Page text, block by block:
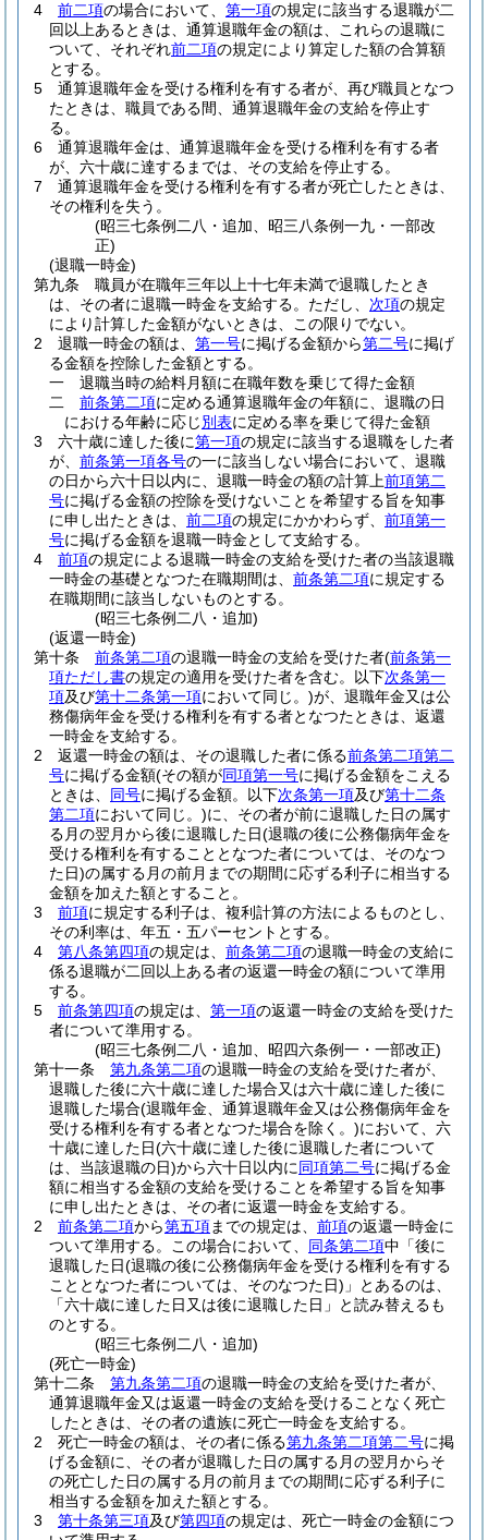
4
前二項の場合において、 第一項の規定に該当する退職が二
回以上あるときは、通算退職年金の額は、これらの退職に
ついて、それぞれ前二項の規定により算定した額の合算額
とする。
5
通算退職年金を受ける権利を有する者が、再び職員となつ
たときは、職員である間、通算退職年金の支給を停止す
る。
6
通算退職年金は、通算退職年金を受ける権利を有する者
が、六十歳に達するまでは、その支給を停止する。
7
通算退職年金を受ける権利を有する者が死亡したときは、
その権利を失う。
(昭三七条例二八・追加、昭三八条例一九・一部改
正)
(退職一時金)
第九条
職員が在職年三年以上十七年未満で退職したとき
は、その者に退職一時金を支給する。 ただし、 次項の規定
により計算した金額がないときは、この限りでない。
2
退職一時金の額は、 第一号に掲げる金額から第二号に掲げ
る金額を控除した金額とする。
一
退職当時の給料月額に在職年数を乗じて得た金額
二
前条第二項に定める通算退職年金の年額に、退職の日
における年齢に応じ別表に定める率を乗じて得た金額
3
六十歳に達した後に第一項の規定に該当する退職をした者
が、 前条第一項各号の一に該当しない場合において、退職
の日から六十日以内に、退職一時金の額の計算上前項第二
号に掲げる金額の控除を受けないことを希望する旨を知事
に申し出たときは、 前二項の規定にかかわらず、 前項第一
号に掲げる金額を退職一時金として支給する。
4
前項の規定による退職一時金の支給を受けた者の当該退職
一時金の基礎となつた在職期間は、 前条第二項に規定する
在職期間に該当しないものとする。
(昭三七条例二八・追加)
(返還一時金)
第十条
前条第二項の退職一時金の支給を受けた者(前条第一
項ただし書の規定の適用を受けた者を含む。以下次条第一
項及び第十二条第一項において同じ。)が、退職年金又は公
務傷病年金を受ける権利を有する者となつたときは、返還
一時金を支給する。
2
返還一時金の額は、その退職した者に係る前条第二項第二
号に掲げる金額(その額が同項第一号に掲げる金額をこえる
ときは、 同号に掲げる金額。以下次条第一項及び第十二条
第二項において同じ。)に、その者が前に退職した日の属す
る月の翌月から後に退職した日(退職の後に公務傷病年金を
受ける権利を有することとなつた者については、そのなつ
た日)の属する月の前月までの期間に応ずる利子に相当する
金額を加えた額とすること。
3
前項に規定する利子は、複利計算の方法によるものとし、
その利率は、年五・五パーセントとする。
4
第八条第四項の規定は、 前条第二項の退職一時金の支給に
係る退職が二回以上ある者の返還一時金の額について準用
する。
5
前条第四項の規定は、 第一項の返還一時金の支給を受けた
者について準用する。
(昭三七条例二八・追加、昭四六条例一・一部改正)
第十一条
第九条第二項の退職一時金の支給を受けた者が、
退職した後に六十歳に達した場合又は六十歳に達した後に
退職した場合(退職年金、通算退職年金又は公務傷病年金を
受ける権利を有する者となつた場合を除く。)において、六
十歳に達した日(六十歳に達した後に退職した者について
は、当該退職の日)から六十日以内に同項第二号に掲げる金
額に相当する金額の支給を受けることを希望する旨を知事
に申し出たときは、その者に返還一時金を支給する。
2
前条第二項から第五項までの規定は、 前項の返還一時金に
ついて準用する。
この場合において、 同条第二項中「後に
退職した日(退職の後に公務傷病年金を受ける権利を有する
こととなつた者については、そのなつた日) 」とあるのは、
「六十歳に達した日又は後に退職した日」と読み替えるも
のとする。
(昭三七条例二八・追加)
(死亡一時金)
第十二条
第九条第二項の退職一時金の支給を受けた者が、
通算退職年金又は返還一時金の支給を受けることなく死亡
したときは、その者の遺族に死亡一時金を支給する。
2
死亡一時金の額は、その者に係る第九条第二項第二号に掲
げる金額に、その者が退職した日の属する月の翌月からそ
の死亡した日の属する月の前月までの期間に応ずる利子に
相当する金額を加えた額とする。
3
第十条第三項及び第四項の規定は、死亡一時金の金額につ